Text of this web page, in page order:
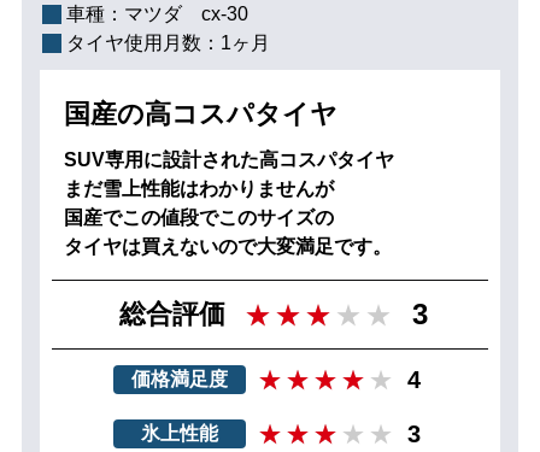
車種： マツダ cx-30
タイヤ使用月数： 1ヶ月
国産の高コスパタイヤ
SUV専用に設計された高コスパタイヤ
まだ雪上性能はわかりませんが
国産でこの値段でこのサイズの
タイヤは買えないので大変満足です。
総合評価 3
価格満足度 4
氷上性能 3